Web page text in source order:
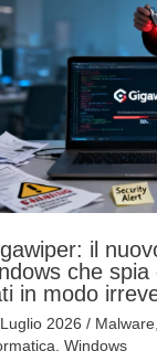
il
che spia
in modo
2026 / Malware,
Windows